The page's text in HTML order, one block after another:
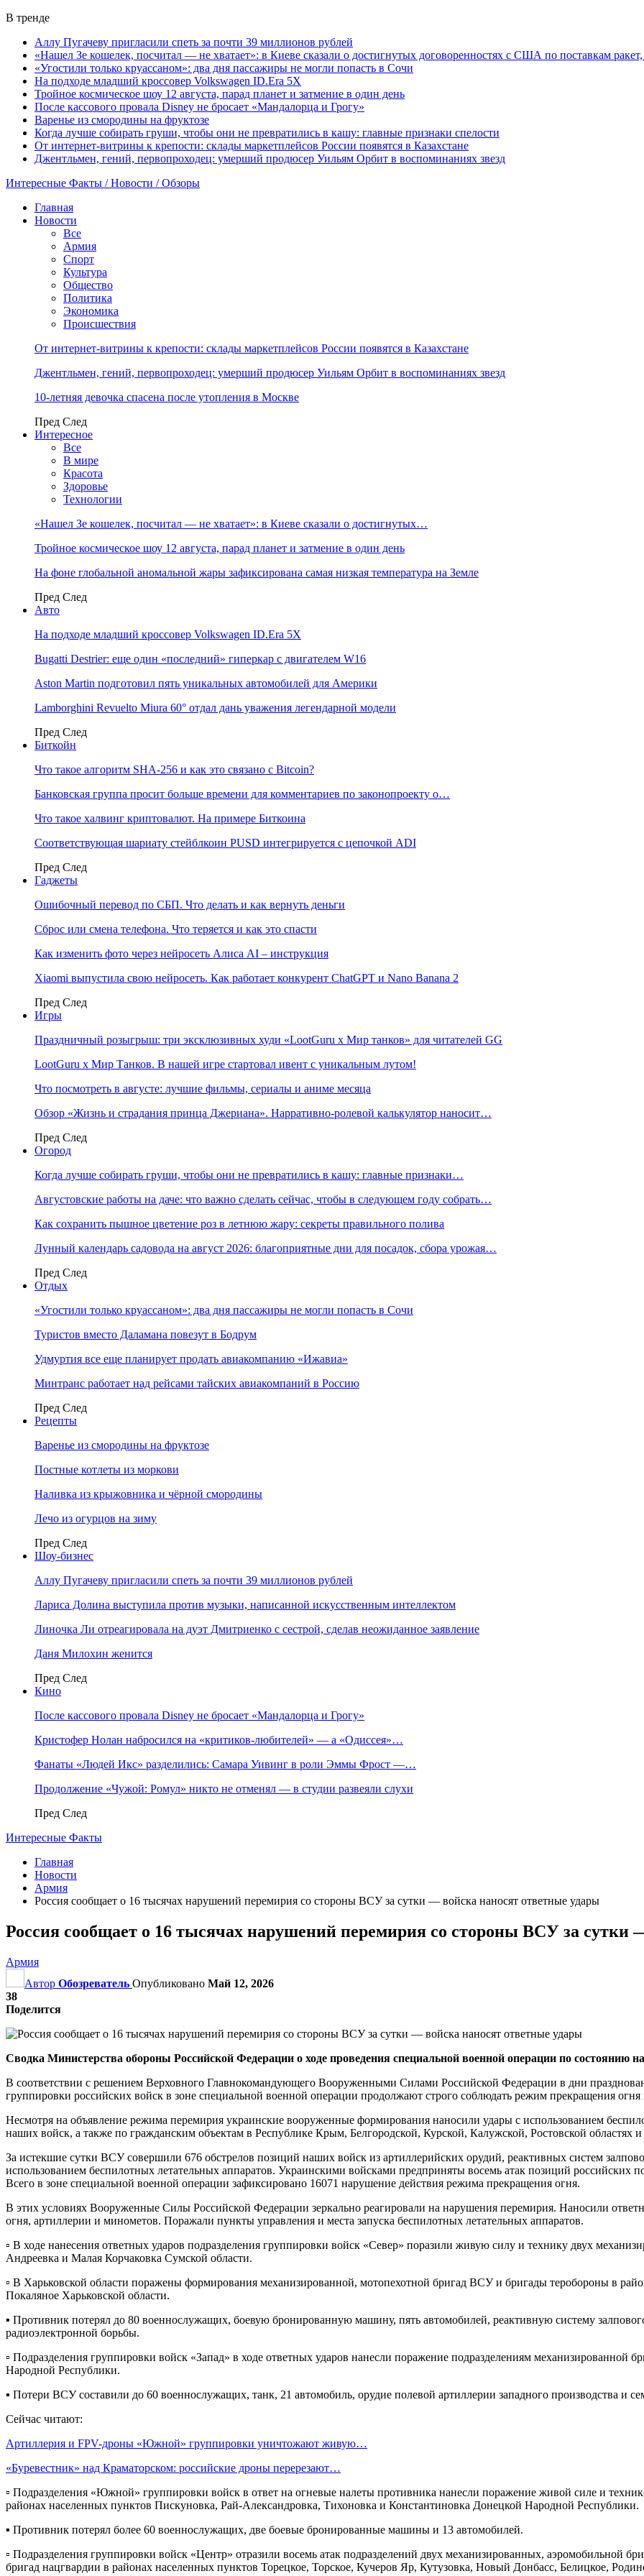
В тренде
Аллу Пугачеву пригласили спеть за почти 39 миллионов рублей
«Нашел Зе кошелек, посчитал — не хватает»: в Киеве сказали о достигнутых договоренностях с США по поставкам
«Угостили только круассаном»: два дня пассажиры не могли попасть в Сочи
На подходе младший кроссовер Volkswagen ID.Era 5X
Тройное космическое шоу 12 августа, парад планет и затмение в один день
После кассового провала Disney не бросает «Мандалорца и Грогу»
Варенье из смородины на фруктозе
Когда лучше собирать груши, чтобы они не превратились в кашу: главные признаки спелости
От интернет-витрины к крепости: склады маркетплейсов России появятся в Казахстане
Джентльмен, гений, первопроходец: умерший продюсер Уильям Орбит в воспоминаниях звезд
Интересные Факты / Новости / Обзоры
Главная
Новости
Все
Армия
Спорт
Культура
Общество
Политика
Экономика
Происшествия
От интернет-витрины к крепости: склады маркетплейсов России появятся в Казахстане
Джентльмен, гений, первопроходец: умерший продюсер Уильям Орбит в воспоминаниях звезд
10-летняя девочка спасена после утопления в Москве
Пред След
Интересное
Все
В мире
Красота
Здоровье
Технологии
«Нашел Зе кошелек, посчитал — не хватает»: в Киеве сказали о достигнутых…
Тройное космическое шоу 12 августа, парад планет и затмение в один день
На фоне глобальной аномальной жары зафиксирована самая низкая температура на Земле
Пред След
Авто
На подходе младший кроссовер Volkswagen ID.Era 5X
Bugatti Destrier: еще один «последний» гиперкар с двигателем W16
Aston Martin подготовил пять уникальных автомобилей для Америки
Lamborghini Revuelto Miura 60° отдал дань уважения легендарной модели
Пред След
Биткойн
Что такое алгоритм SHA-256 и как это связано с Bitcoin?
Банковская группа просит больше времени для комментариев по законопроекту о…
Что такое халвинг криптовалют. На примере Биткоина
Соответствующая шариату стейблкоин PUSD интегрируется с цепочкой ADI
Пред След
Гаджеты
Ошибочный перевод по СБП. Что делать и как вернуть деньги
Сброс или смена телефона. Что теряется и как это спасти
Как изменить фото через нейросеть Алиса AI – инструкция
Xiaomi выпустила свою нейросеть. Как работает конкурент ChatGPT и Nano Banana 2
Пред След
Игры
Праздничный розыгрыш: три эксклюзивных худи «LootGuru х Мир танков» для читателей GG
LootGuru x Мир Танков. В нашей игре стартовал ивент с уникальным лутом!
Что посмотреть в августе: лучшие фильмы, сериалы и аниме месяца
Обзор «Жизнь и страдания принца Джериана». Нарративно-ролевой калькулятор наносит…
Пред След
Огород
Когда лучше собирать груши, чтобы они не превратились в кашу: главные признаки…
Августовские работы на даче: что важно сделать сейчас, чтобы в следующем году собрать…
Как сохранить пышное цветение роз в летнюю жару: секреты правильного полива
Лунный календарь садовода на август 2026: благоприятные дни для посадок, сбора урожая…
Пред След
Отдых
«Угостили только круассаном»: два дня пассажиры не могли попасть в Сочи
Туристов вместо Даламана повезут в Бодрум
Удмуртия все еще планирует продать авиакомпанию «Ижавиа»
Минтранс работает над рейсами тайских авиакомпаний в Россию
Пред След
Рецепты
Варенье из смородины на фруктозе
Постные котлеты из моркови
Наливка из крыжовника и чёрной смородины
Лечо из огурцов на зиму
Пред След
Шоу-бизнес
Аллу Пугачеву пригласили спеть за почти 39 миллионов рублей
Лариса Долина выступила против музыки, написанной искусственным интеллектом
Линочка Ли отреагировала на дуэт Дмитриенко с сестрой, сделав неожиданное заявление
Даня Милохин женится
Пред След
Кино
После кассового провала Disney не бросает «Мандалорца и Грогу»
Кристофер Нолан набросился на «критиков-любителей» — а «Одиссея»…
Фанаты «Людей Икс» разделились: Самара Уивинг в роли Эммы Фрост —…
Продолжение «Чужой: Ромул» никто не отменял — в студии развеяли слухи
Пред След
Интересные Факты
Главная
Новости
Армия
Россия сообщает о 16 тысячах нарушений перемирия со стороны ВСУ за сутки — войска наносят ответные удары
Россия сообщает о 16 тысячах нарушений перемирия со стороны ВСУ за сутки
Армия
Автор Обозреватель Опубликовано Май 12, 2026
38
Поделится
Сводка Министерства обороны Российской Федерации о ходе проведения специальной военной операции по состоянию
В соответствии с решением Верховного Главнокомандующего Вооруженными Силами Российской Федерации в дни
группировки российских войск в зоне специальной военной операции продолжают строго соблюдать режим прекращения огня
Несмотря на объявление режима перемирия украинские вооруженные формирования наносили удары с использованием
наших войск, а также по гражданским объектам в Республике Крым, Белгородской, Курской, Калужской, Ростовской областях и
За истекшие сутки ВСУ совершили 676 обстрелов позиций наших войск из артиллерийских орудий, реактивных систем
использованием беспилотных летательных аппаратов. Украинскими войсками предприняты восемь атак позиций российских
Всего в зоне специальной военной операции зафиксировано 16071 нарушение действия режима прекращения огня.
В этих условиях Вооруженные Силы Российской Федерации зеркально реагировали на нарушения перемирия. Наносили
огня, артиллерии и минометов. Поражали пункты управления и места запуска беспилотных летательных аппаратов.
▫️ В ходе нанесения ответных ударов подразделения группировки войск «Север» поразили живую силу и технику двух
Андреевка и Малая Корчаковка Сумской области.
▫️ В Харьковской области поражены формирования механизированной, мотопехотной бригад ВСУ и бригады теробороны в
Покаляное Харьковской области.
▪️ Противник потерял до 80 военнослужащих, боевую бронированную машину, пять автомобилей, реактивную систему
радиоэлектронной борьбы.
▫️ Подразделения группировки войск «Запад» в ходе ответных ударов нанесли поражение подразделениям
Народной Республики.
▪️ Потери ВСУ составили до 60 военнослужащих, танк, 21 автомобиль, орудие полевой артиллерии западного производства и
Сейчас читают:
Артиллерия и FPV-дроны «Южной» группировки уничтожают живую…
«Буревестник» над Краматорском: российские дроны перерезают…
▫️ Подразделения «Южной» группировки войск в ответ на огневые налеты противника нанесли поражение живой силе и
районах населенных пунктов Пискуновка, Рай-Александровка, Тихоновка и Константиновка Донецкой Народной Республики.
▪️ Противник потерял более 60 военнослужащих, две боевые бронированные машины и 13 автомобилей.
▫️ Подразделения группировки войск «Центр» отразили восемь атак подразделений двух механизированных, аэромобильной
бригад нацгвардии в районах населенных пунктов Торецкое, Торское, Кучеров Яр, Кутузовка, Новый Донбасс, Белицкое,